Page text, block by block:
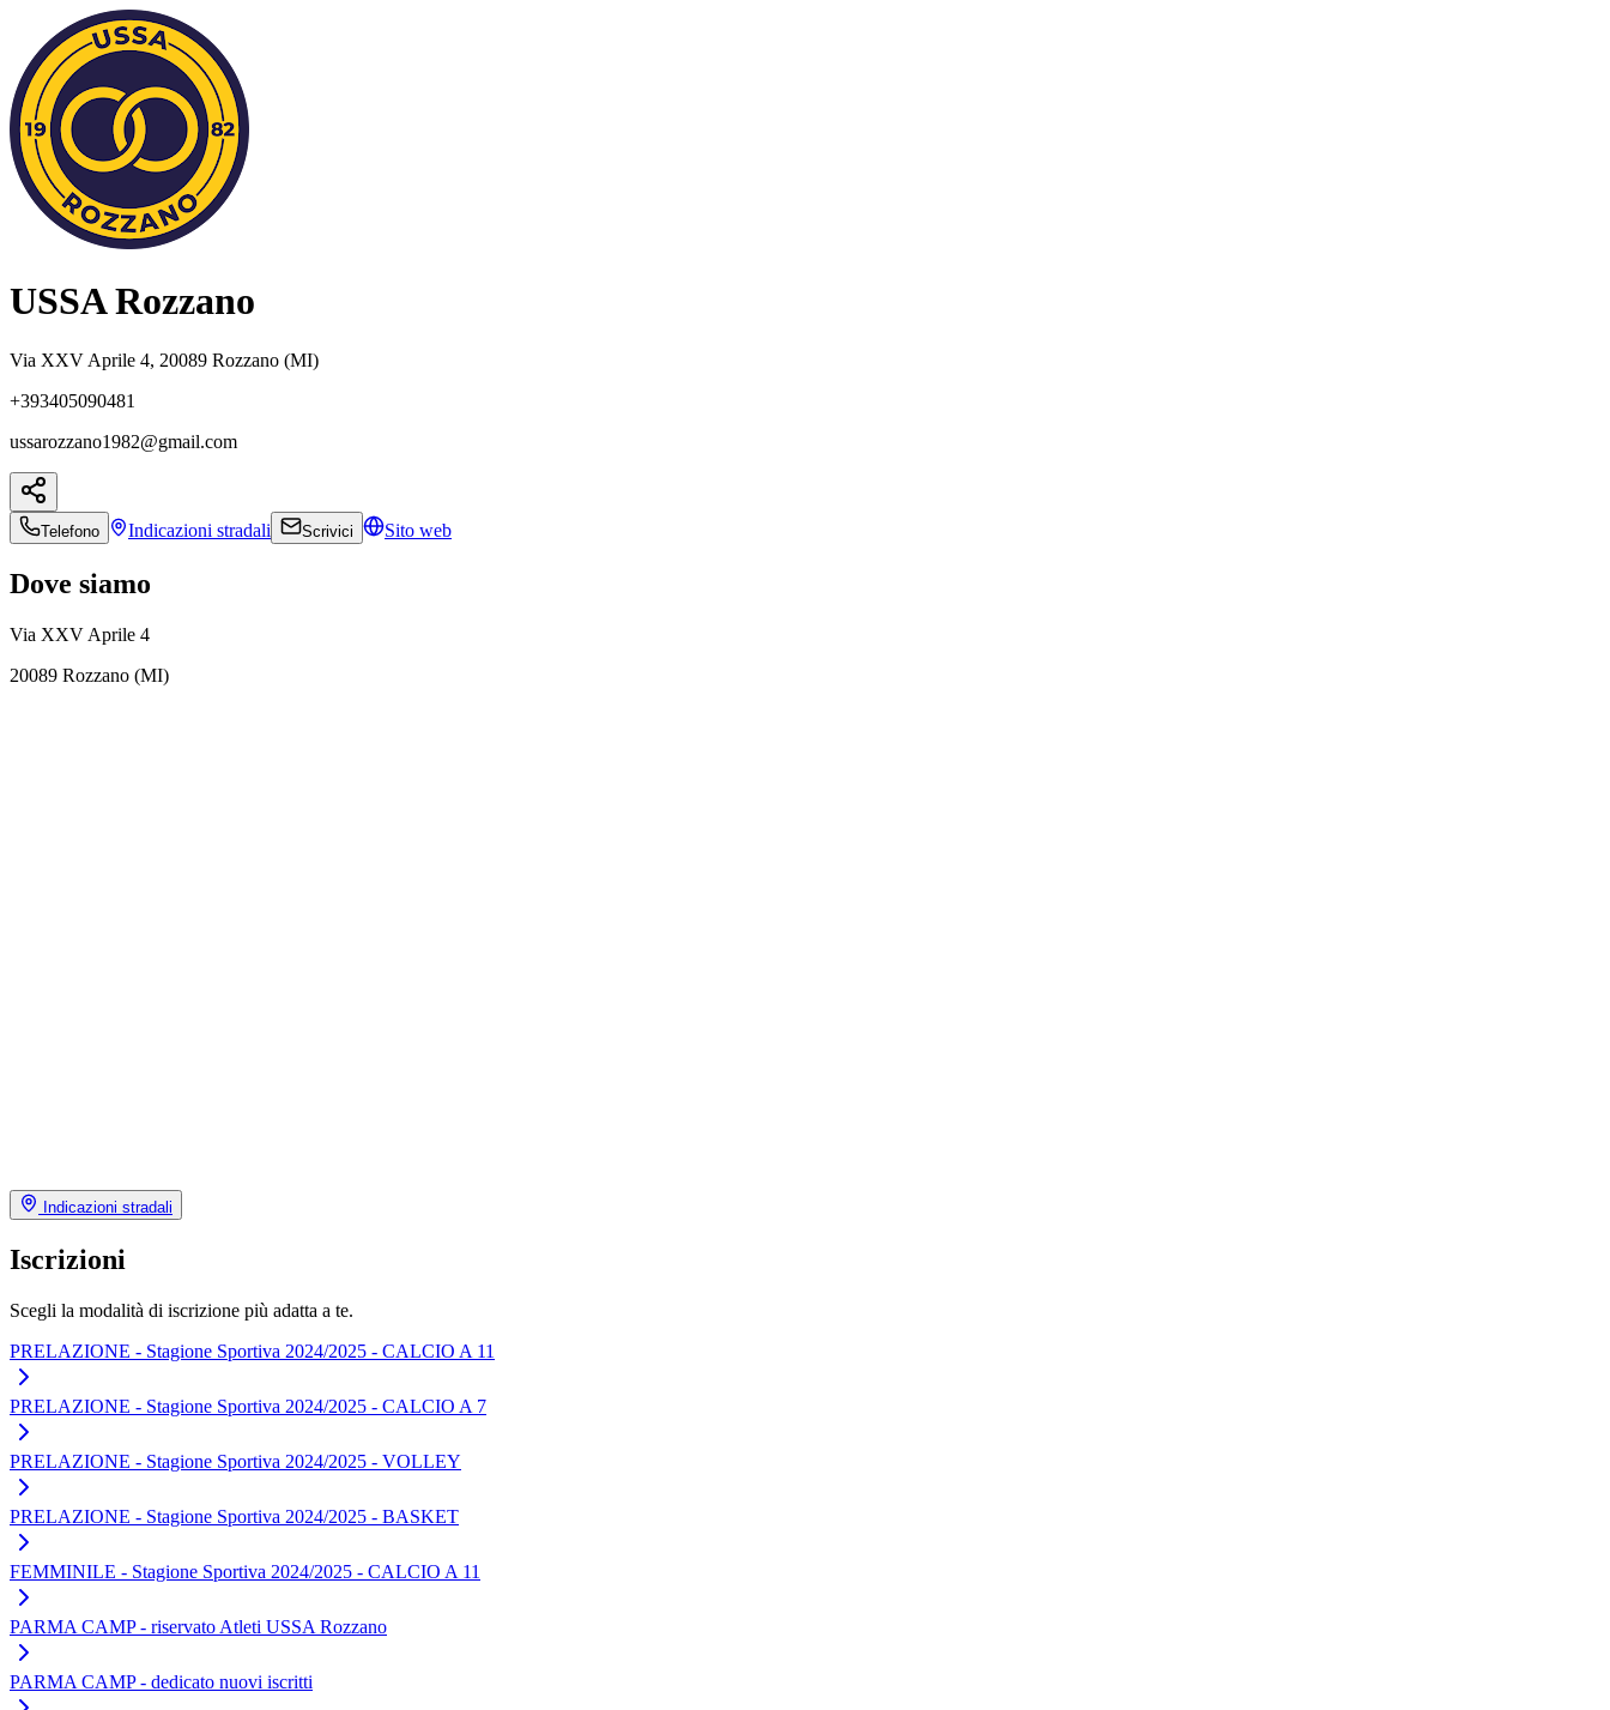
USSA Rozzano
Via XXV Aprile 4, 20089 Rozzano (MI)
+393405090481
ussarozzano1982@gmail.com
Telefono Indicazioni stradali Scrivici Sito web
Dove siamo
Via XXV Aprile 4
20089 Rozzano (MI)
Indicazioni stradali
Iscrizioni
Scegli la modalità di iscrizione più adatta a te.
PRELAZIONE - Stagione Sportiva 2024/2025 - CALCIO A 11
PRELAZIONE - Stagione Sportiva 2024/2025 - CALCIO A 7
PRELAZIONE - Stagione Sportiva 2024/2025 - VOLLEY
PRELAZIONE - Stagione Sportiva 2024/2025 - BASKET
FEMMINILE - Stagione Sportiva 2024/2025 - CALCIO A 11
PARMA CAMP - riservato Atleti USSA Rozzano
PARMA CAMP - dedicato nuovi iscritti